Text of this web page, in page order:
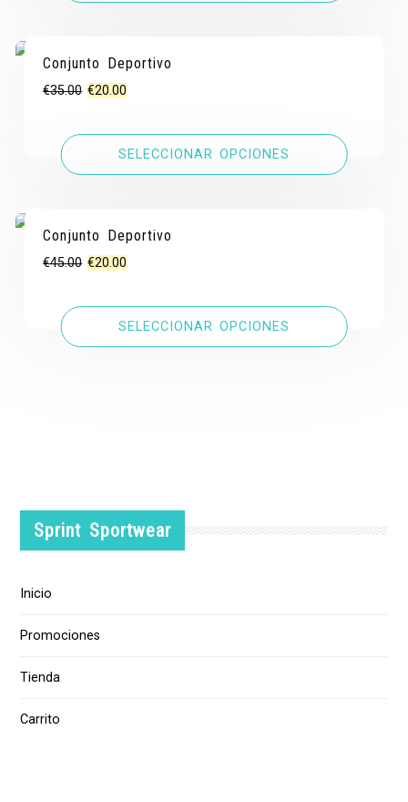
Conjunto Deportivo
€35.00 El
original
€20.00
actual
es:
SELECCIONAR OPCIONES
Conjunto Deportivo
€45.00 El
original
€20.00
actual
es:
SELECCIONAR OPCIONES
Sprint Sportwear
Inicio
Promociones
Tienda
Carrito